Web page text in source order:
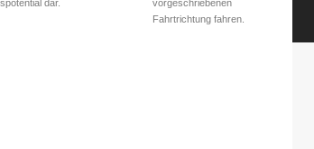
dar.
vorgeschriebenen
Fahrtrichtung fahren.